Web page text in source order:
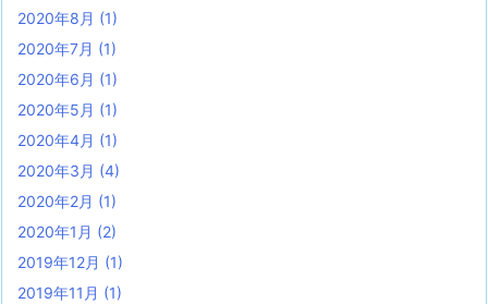
2020年8月 (1)
2020年7月 (1)
2020年6月 (1)
2020年5月 (1)
2020年4月 (1)
2020年3月 (4)
2020年2月 (1)
2020年1月 (2)
2019年12月 (1)
2019年11月 (1)